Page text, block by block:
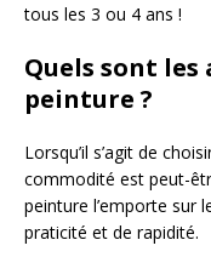
tous les 3 ou 4 ans !
Quels sont les
peinture ?
Lorsqu’il s’agit de
commodité est peut-
peinture l’emporte sur
praticité et de rapidité.